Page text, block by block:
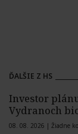
ĎALŠIE Z HS
Investor
Vydranoch
08. 08. 2026 | Žiadne